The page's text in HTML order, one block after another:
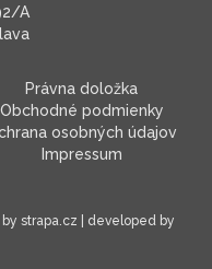
A
Právna doložka
Obchodné podmienky
osobných údajov
Impressum
strapa.cz | developed by